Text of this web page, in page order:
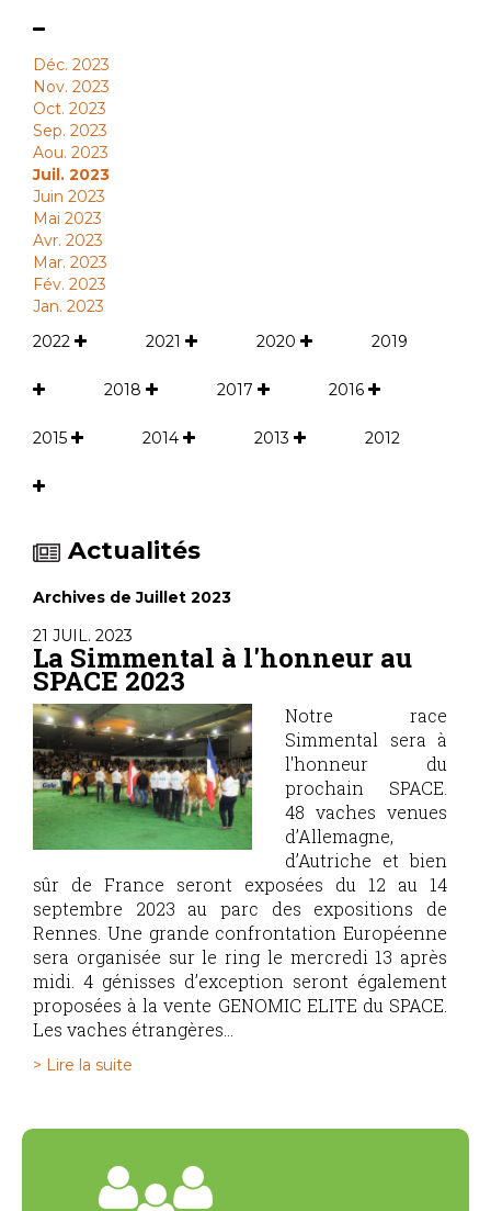
Déc. 2023
Nov. 2023
Oct. 2023
Sep. 2023
Aou. 2023
Juil. 2023
Juin 2023
Mai 2023
Avr. 2023
Mar. 2023
Fév. 2023
Jan. 2023
2022
2021 2020 2019
2018 2017 2016
2015 2014 2013 2012
Actualités
Archives de Juillet 2023
21 JUIL. 2023
La Simmental à l'honneur au
SPACE 2023
Notre race
Simmental sera à
l'honneur du
prochain SPACE.
48 vaches venues
d’Allemagne,
d’Autriche et bien
sûr de France seront exposées du 12 au 14
septembre 2023 au parc des expositions de
Rennes. Une grande confrontation Européenne
sera organisée sur le ring le mercredi 13 après
midi. 4 génisses d’exception seront également
proposées à la vente GENOMIC ELITE du SPACE.
Les vaches étrangères...
> Lire la suite